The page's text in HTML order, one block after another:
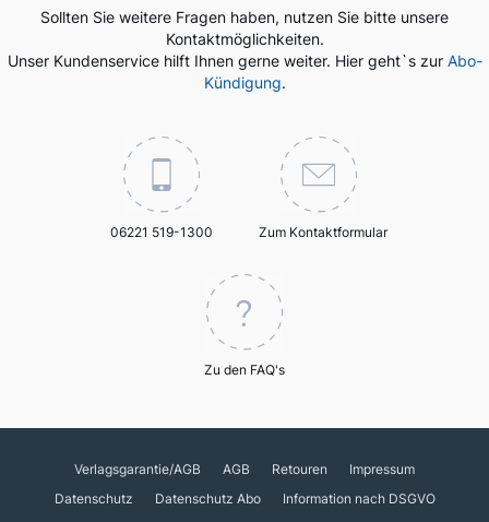
Sollten Sie weitere Fragen haben, nutzen Sie bitte unsere
Kontaktmöglichkeiten.
Unser Kundenservice hilft Ihnen gerne weiter. Hier geht`s zur Abo-
Kündigung.
06221 519-1300 Zum Kontaktformular
Zu den FAQ's
Verlagsgarantie/AGB AGB Retouren
Impressum
Datenschutz
Datenschutz Abo
Information nach DSGVO